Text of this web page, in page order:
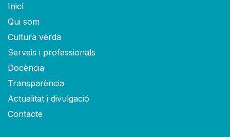
Inici
Qui som
Cultura verda
Serveis i professionals
Docència
Transparència
Actualitat i divulgació
Contacte